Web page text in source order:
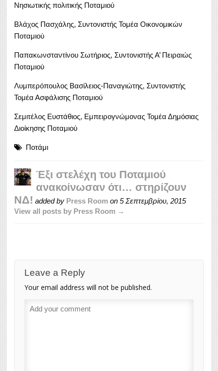
Νησιωτικής πολιτικής Ποταμιού
Βλάχος Πασχάλης, Συντονιστής Τομέα Οικονομικών
Ποταμιού
Παπακωνσταντίνου Σωτήριος, Συντονιστής Α’ Πειραιώς
Ποταμιού
Λυμπερόπουλος Βασίλειος-Παναγιώτης, Συντονιστής
Τομέα Ασφάλισης Ποταμιού
Σεμιτέλος Ευστάθιος, Εμπειρογνώμονας Τομέα Δημόσιας
Διοίκησης Ποταμιού
Ποτάμι
Έξι στελέχη του Ποταμιού
ανακοίνωσαν ότι… στηρίζουν
ΝΔ! added by Press Room on 5 Σεπτεμβρίου, 2015
View all posts by Press Room →
Leave a Reply
Your email address will not be published.